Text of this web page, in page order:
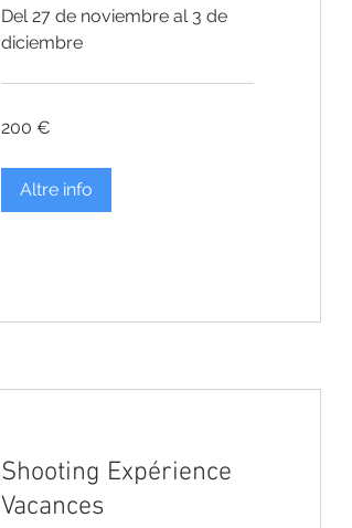
Del 27 de noviembre al 3 de
diciembre
euro
200 €
Altre info
Shooting Expérience
Vacances